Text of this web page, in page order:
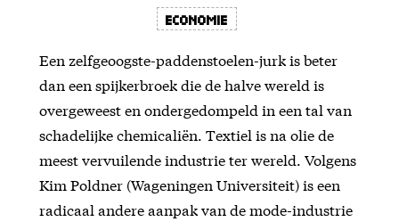
Economie
Een zelfgeoogste-paddenstoelen-jurk is beter
dan een spijkerbroek die de halve wereld is
overgeweest en ondergedompeld in een tal van
schadelijke chemicaliën. Textiel is na olie de
meest vervuilende industrie ter wereld. Volgens
Kim Poldner (Wageningen Universiteit) is een
radicaal andere aanpak van de mode-industrie